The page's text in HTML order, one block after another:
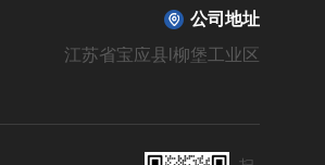
公司地址
江苏省宝应县l柳堡工业区